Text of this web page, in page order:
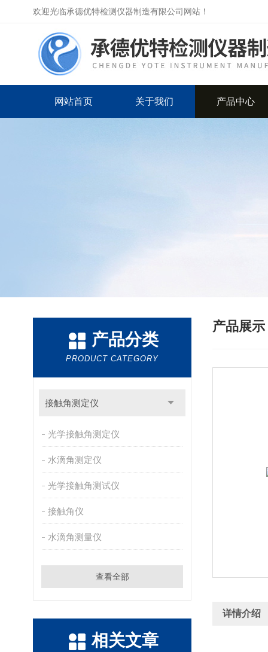
欢迎光临承德优特检测仪器制造有限公司网站！
网站首页 关于我们 产品中心
产品分类
PRODUCT CATEGORY
接触角测定仪
光学接触角测定仪
水滴角测定仪
光学接触角测试仪
接触角仪
水滴角测量仪
查看全部
相关文章
产品展示
详情介绍